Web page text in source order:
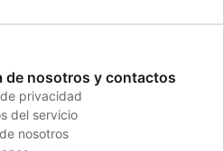
de nosotros y contactos
privacidad
del servicio
nosotros